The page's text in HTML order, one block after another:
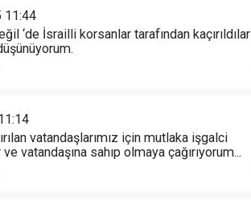
‘de İsrailli korsanlar tarafından kaçırıldılar
vatandaşlarımız için mutlaka işgalci
vatandaşına sahıp olmaya çağırıyorum...